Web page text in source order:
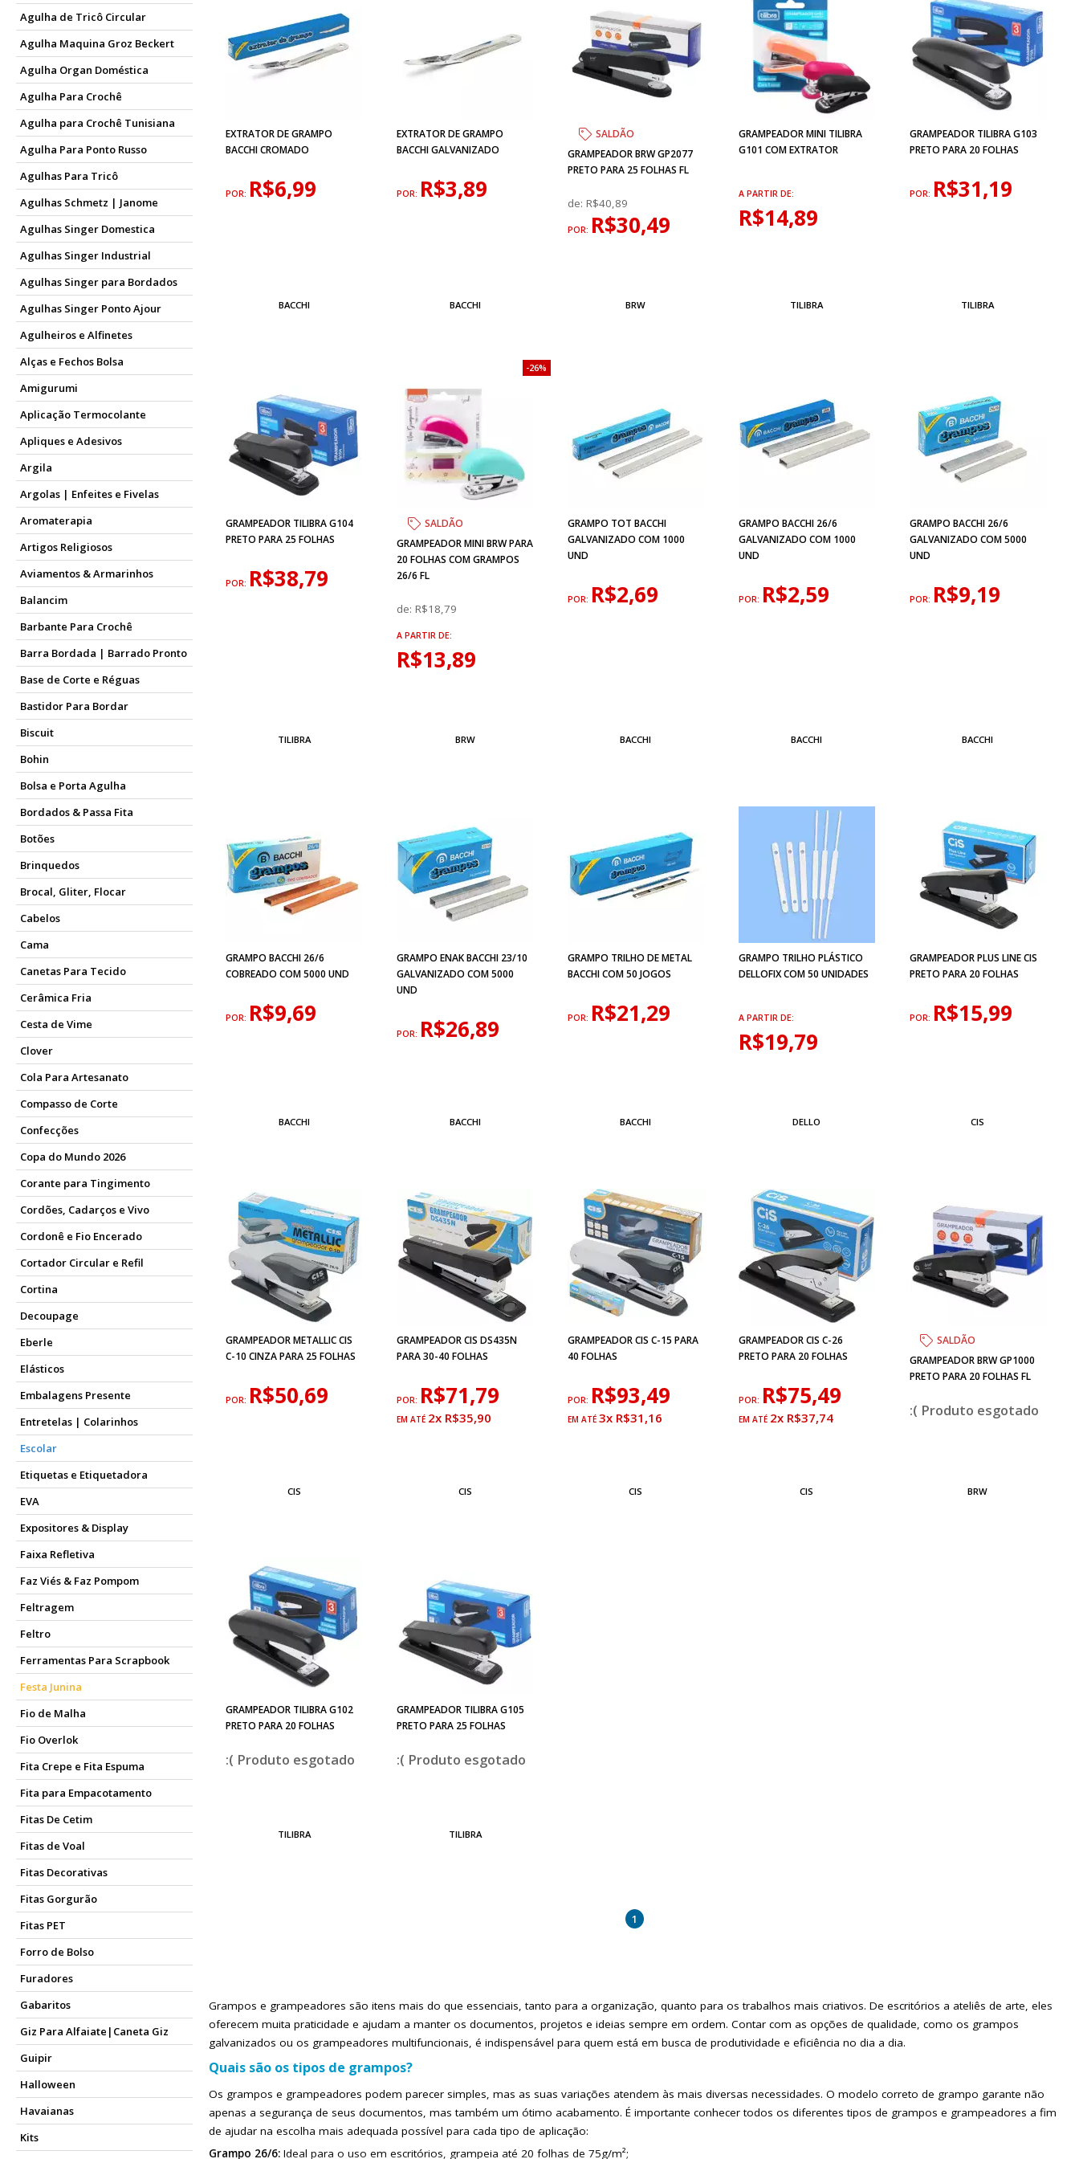
Agulha de Tricô Circular
Agulha Maquina Groz Beckert
Agulha Organ Doméstica
Agulha Para Crochê
Agulha para Crochê Tunisiana
Agulha Para Ponto Russo
Agulhas Para Tricô
Agulhas Schmetz | Janome
Agulhas Singer Domestica
Agulhas Singer Industrial
Agulhas Singer para Bordados
Agulhas Singer Ponto Ajour
Agulheiros e Alfinetes
Alças e Fechos Bolsa
Amigurumi
Aplicação Termocolante
Apliques e Adesivos
Argila
Argolas | Enfeites e Fivelas
Aromaterapia
Artigos Religiosos
Aviamentos & Armarinhos
Balancim
Barbante Para Crochê
Barra Bordada | Barrado Pronto
Base de Corte e Réguas
Bastidor Para Bordar
Biscuit
Bohin
Bolsa e Porta Agulha
Bordados & Passa Fita
Botões
Brinquedos
Brocal, Gliter, Flocar
Cabelos
Cama
Canetas Para Tecido
Cerâmica Fria
Cesta de Vime
Clover
Cola Para Artesanato
Compasso de Corte
Confecções
Copa do Mundo 2026
Corante para Tingimento
Cordões, Cadarços e Vivo
Cordonê e Fio Encerado
Cortador Circular e Refil
Cortina
Decoupage
Eberle
Elásticos
Embalagens Presente
Entretelas | Colarinhos
Escolar
Etiquetas e Etiquetadora
EVA
Expositores & Display
Faixa Refletiva
Faz Viés & Faz Pompom
Feltragem
Feltro
Ferramentas Para Scrapbook
Festa Junina
Fio de Malha
Fio Overlok
Fita Crepe e Fita Espuma
Fita para Empacotamento
Fitas De Cetim
Fitas de Voal
Fitas Decorativas
Fitas Gorgurão
Fitas PET
Forro de Bolso
Furadores
Gabaritos
Giz Para Alfaiate|Caneta Giz
Guipir
Halloween
Havaianas
Kits
EXTRATOR DE GRAMPO
BACCHI CROMADO
POR: R$6,99
BACCHI
EXTRATOR DE GRAMPO
BACCHI GALVANIZADO
POR: R$3,89
BACCHI
SALDÃO
GRAMPEADOR BRW GP2077
PRETO PARA 25 FOLHAS FL
de: R$40,89
POR: R$30,49
BRW
GRAMPEADOR MINI TILIBRA
G101 COM EXTRATOR
A PARTIR DE:
R$14,89
TILIBRA
GRAMPEADOR TILIBRA G103
PRETO PARA 20 FOLHAS
POR: R$31,19
TILIBRA
GRAMPEADOR TILIBRA G104
PRETO PARA 25 FOLHAS
POR: R$38,79
TILIBRA
SALDÃO
GRAMPEADOR MINI BRW PARA
20 FOLHAS COM GRAMPOS
26/6 FL
de:R$18,79
A PARTIR DE:
R$13,89
26%
BRW
GRAMPO TOT BACCHI
GALVANIZADO COM 1000
UND
POR: R$2,69
BACCHI
GRAMPO BACCHI 26/6
GALVANIZADO COM 1000
UND
POR: R$2,59
BACCHI
GRAMPO BACCHI 26/6
GALVANIZADO COM 5000
UND
POR: R$9,19
BACCHI
GRAMPO BACCHI 26/6
COBREADO COM 5000 UND
POR: R$9,69
BACCHI
GRAMPO ENAK BACCHI 23/10
GALVANIZADO COM 5000
UND
POR: R$26,89
BACCHI
GRAMPO TRILHO DE METAL
BACCHI COM 50 JOGOS
POR: R$21,29
BACCHI
GRAMPO TRILHO PLÁSTICO
DELLOFIX COM 50 UNIDADES
A PARTIR DE:
R$19,79
DELLO
GRAMPEADOR PLUS LINE CIS
PRETO PARA 20 FOLHAS
POR: R$15,99
CIS
GRAMPEADOR METALLIC CIS
C-10 CINZA PARA 25 FOLHAS
POR: R$50,69
CIS
GRAMPEADOR CIS DS435N
PARA 30-40 FOLHAS
POR: R$71,79
2x R$35,90
CIS
GRAMPEADOR CIS C-15 PARA
40 FOLHAS
POR: R$93,49
3x R$31,16
CIS
GRAMPEADOR CIS C-26
PRETO PARA 20 FOLHAS
POR: R$75,49
2x R$37,74
CIS
SALDÃO
GRAMPEADOR BRW GP1000
PRETO PARA 20 FOLHAS FL
esgotado
BRW
GRAMPEADOR TILIBRA G102
PRETO PARA 20 FOLHAS
esgotado
TILIBRA
GRAMPEADOR TILIBRA G105
PRETO PARA 25 FOLHAS
esgotado
TILIBRA
1
Grampos e grampeadores são itens mais do que essenciais, tanto para a organização, quanto para os trabalhos mais criativos. De escritórios a ateliês de arte, eles
oferecem muita praticidade e ajudam a manter os documentos, projetos e ideias sempre em ordem. Contar com as opções de qualidade, como os grampos
galvanizados ou os grampeadores multifuncionais, é indispensável para quem está em busca de produtividade e eficiência no dia a dia.
Quais são os tipos de grampos?
Os grampos e grampeadores podem parecer simples, mas as suas variações atendem às mais diversas necessidades. O modelo correto de grampo garante não
apenas a segurança de seus documentos, mas também um ótimo acabamento. É importante conhecer todos os diferentes tipos de grampos e grampeadores a fim
de ajudar na escolha mais adequada possível para cada tipo de aplicação:
Grampo 26/6: Ideal para o uso em escritórios, grampeia até 20 folhas de 75g/m²;